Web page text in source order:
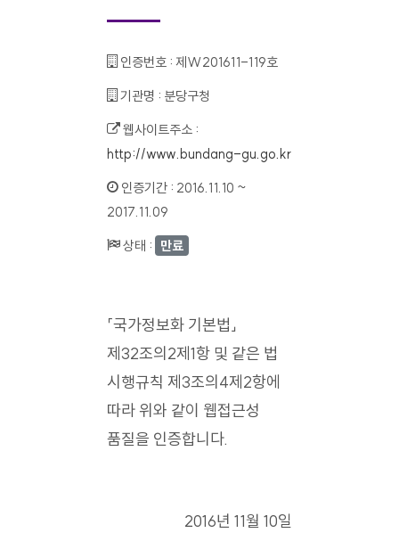
인증번호 : 제W201611-119호
기관명 : 분당구청
웹사이트주소 :
http://www.bundang-gu.go.kr
인증기간 : 2016.11.10 ~
2017.11.09
상태 : 만료
「국가정보화 기본법」
제32조의2제1항 및 같은 법
시행규칙 제3조의4제2항에
따라 위와 같이 웹접근성
품질을 인증합니다.
2016년 11월 10일